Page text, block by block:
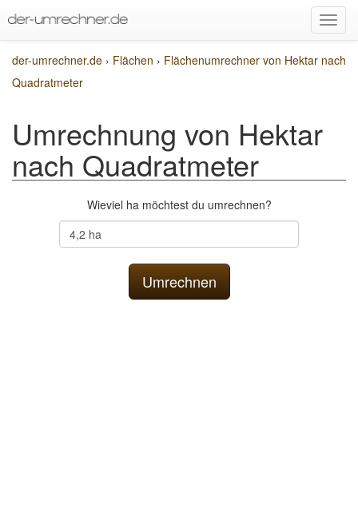
der-umrechner.de › Flächen › Flächenumrechner von Hektar nach
Quadratmeter
Umrechnung von Hektar
nach Quadratmeter
Wieviel ha möchtest du umrechnen?